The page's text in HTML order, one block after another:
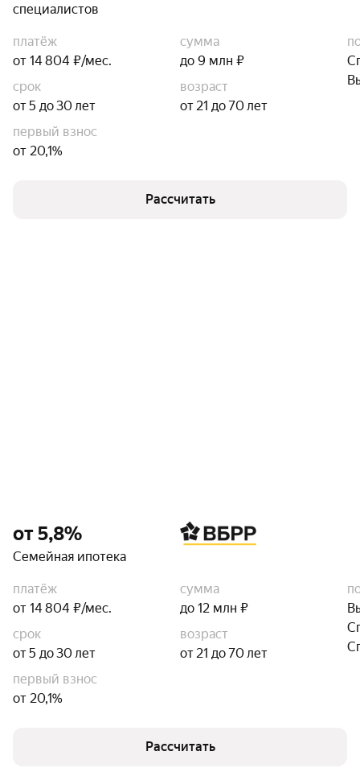
специалистов
платёж
от 14 804 ₽/мес.
сумма
до 9 млн ₽
срок
от 5 до 30 лет
возраст
от 21 до 70 лет
первый взнос
от 20,1%
Рассчитать
от 5,8%
Семейная ипотека
платёж
от 14 804 ₽/мес.
сумма
до 12 млн ₽
срок
от 5 до 30 лет
возраст
от 21 до 70 лет
первый взнос
от 20,1%
Рассчитать